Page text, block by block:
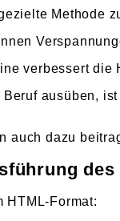
Methode
verbessert
ausüben,
auch dazu
HTML-Format: